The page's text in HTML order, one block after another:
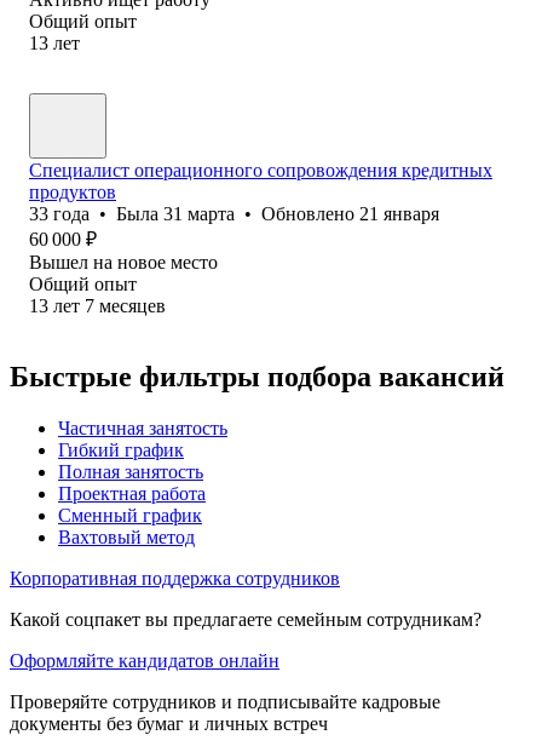
Общий опыт
13 лет
Специалист операционного сопровождения кредитных
продуктов
33 года • Была 31 марта • Обновлено 21 января
60 000 ₽
Вышел на новое место
Общий опыт
13 лет 7 месяцев
Быстрые фильтры подбора вакансий
Частичная занятость
Гибкий график
Полная занятость
Проектная работа
Сменный график
Вахтовый метод
Корпоративная поддержка сотрудников
Какой соцпакет вы предлагаете семейным сотрудникам?
Оформляйте кандидатов онлайн
Проверяйте сотрудников и подписывайте кадровые
документы без бумаг и личных встреч